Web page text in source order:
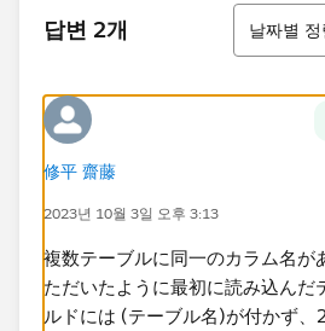
[データ] ペインにあるデータソ
れます。
Aテーブル
項目A
項目B
項目C
Bテーブル
답변 2개
정렬
날짜별 정
修平 齋藤
2023년 10월 3일 오후 3:13
複数テーブルに同一のカラム名が
ただいたように最初に読み込んだ
ルドには (テーブル名)が付かず、